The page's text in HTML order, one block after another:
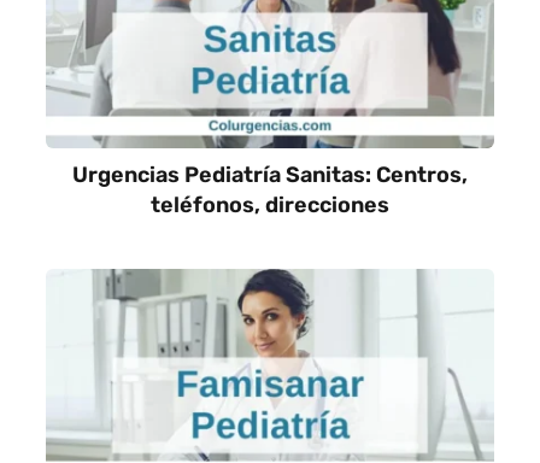
Urgencias Pediatría Sanitas: Centros,
teléfonos, direcciones